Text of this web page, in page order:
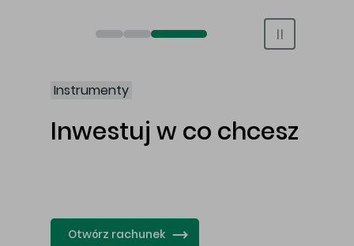
Otwórz rachunek maklerski online
Otwórz konto IKE/IKZE
Świat bez swap i prowizji
Instrumenty
Inwestuj w co chcesz
Otwórz rachunek